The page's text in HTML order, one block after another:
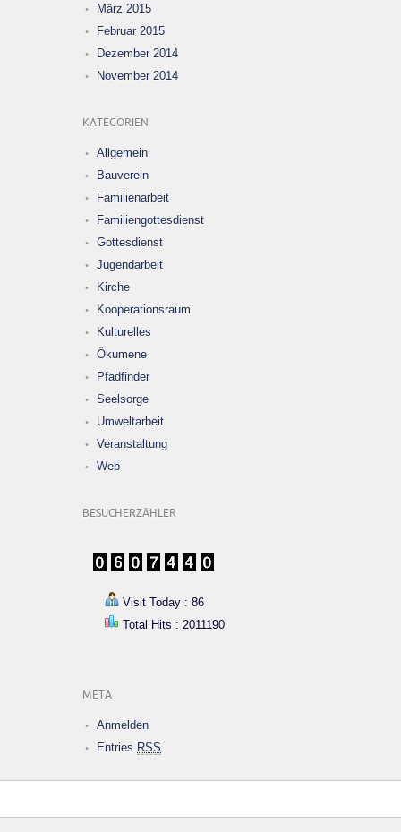
März 2015
Februar 2015
Dezember 2014
November 2014
KATEGORIEN
Allgemein
Bauverein
Familienarbeit
Familiengottesdienst
Gottesdienst
Jugendarbeit
Kirche
Kooperationsraum
Kulturelles
Ökumene
Pfadfinder
Seelsorge
Umweltarbeit
Veranstaltung
Web
BESUCHERZÄHLER
Visit Today : 86
Total Hits : 2011190
META
Anmelden
Entries RSS